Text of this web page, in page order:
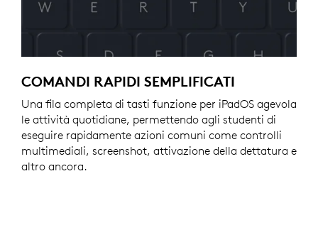
COMANDI RAPIDI SEMPLIFICATI
Una fila completa di tasti funzione per iPadOS agevola
le attività quotidiane, permettendo agli studenti di
eseguire rapidamente azioni comuni come controlli
multimediali, screenshot, attivazione della dettatura e
altro ancora.